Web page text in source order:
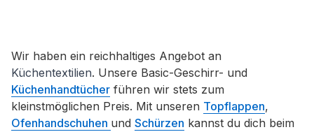
Wir haben ein reichhaltiges Angebot an
Küchentextilien. Unsere Basic-Geschirr- und
Küchenhandtücher führen wir stets zum
kleinstmöglichen Preis. Mit unseren Topflappen,
Ofenhandschuhen und Schürzen kannst du dich beim